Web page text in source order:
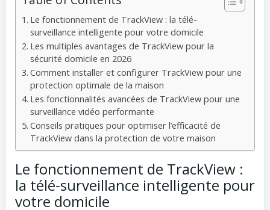
Le fonctionnement de TrackView : la télé-
surveillance intelligente pour votre domicile
Les multiples avantages de TrackView pour la
sécurité domicile en 2026
Comment installer et configurer TrackView pour une
protection optimale de la maison
Les fonctionnalités avancées de TrackView pour une
surveillance vidéo performante
Conseils pratiques pour optimiser l’efficacité de
TrackView dans la protection de votre maison
Le fonctionnement de TrackView :
la télé-surveillance intelligente pour
votre domicile